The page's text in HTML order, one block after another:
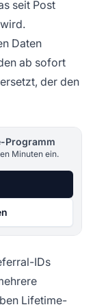
seit Post
Daten
ab sofort
der den
Programm
Minuten ein.
IDs
Lifetime-